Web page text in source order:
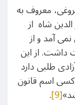
معروف به
شاه از
آمد و از
داشت. از این
طلبی دارد
کسی اسم قانون
[9]
.